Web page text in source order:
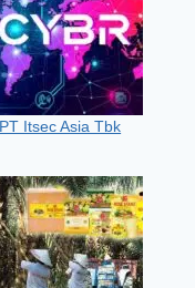
PT Itsec Asia Tbk